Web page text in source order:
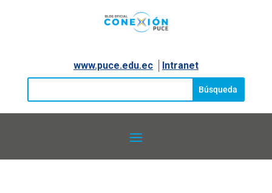
www.puce.edu.ec│ Intranet